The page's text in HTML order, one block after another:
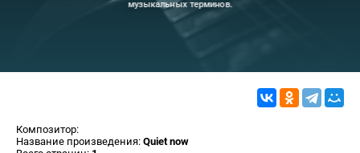
музыкальных терминов.
Композитор:
Название произведения: Quiet now